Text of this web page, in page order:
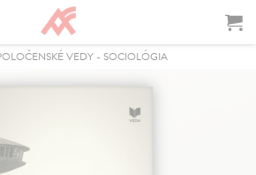
VEDY- SOCIOLÓGIA